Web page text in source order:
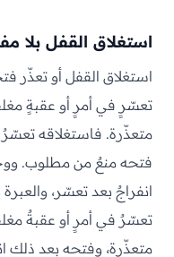
استغلاق القفل بلا
استغلاق القفل أو تعذّر
تعسّرٍ في أمرٍ أو عقبةٍ
متعذّرة. فاستغلاقه تعسّرٌ
فتحه منعٌ من مطلوب.
انفراجٌ بعد تعسّر،
تعسّرٌ في أمرٍ أو عقبةٌ
متعذّرة، وفتحه بعد ذلك